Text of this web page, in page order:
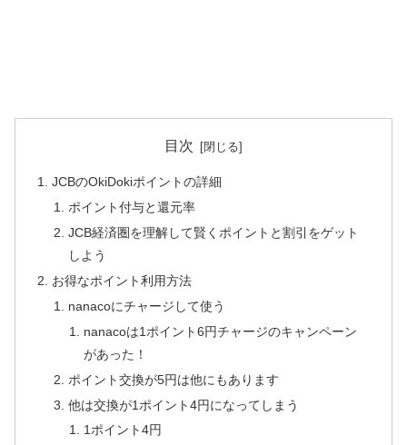
目次
JCBのOkiDokiポイントの詳細
ポイント付与と還元率
JCB経済圏を理解して賢くポイントと割引をゲット
しよう
お得なポイント利用方法
nanacoにチャージして使う
nanacoは1ポイント6円チャージのキャンペーン
があった！
ポイント交換が5円は他にもあります
他は交換が1ポイント4円になってしまう
1ポイント4円